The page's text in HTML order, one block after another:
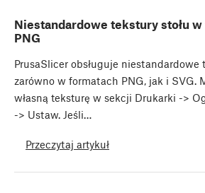
Niestandardowe tekstury stołu
PNG
PrusaSlicer obsługuje niestandardowe
zarówno w formatach PNG, jak i SVG.
własną teksturę w sekcji Drukarki ->
-> Ustaw. Jeśli…
Przeczytaj artykuł